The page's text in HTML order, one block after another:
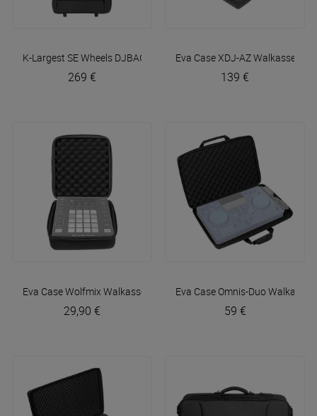
K-Largest SE Wheels DJBAG
269 €
Eva Case XDJ-AZWalkasse
139 €
Eva Case Wolfmix Walkasse
29,90 €
Eva Case Omnis-Duo Walkasse
59 €